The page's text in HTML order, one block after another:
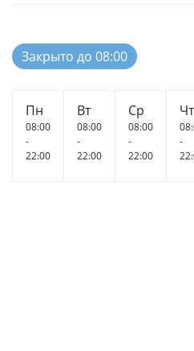
Закрыто до 08:00
Пн
08:00
-
22:00
Вт
08:00
-
22:00
Ср
08:00
-
22:00
Чт
-